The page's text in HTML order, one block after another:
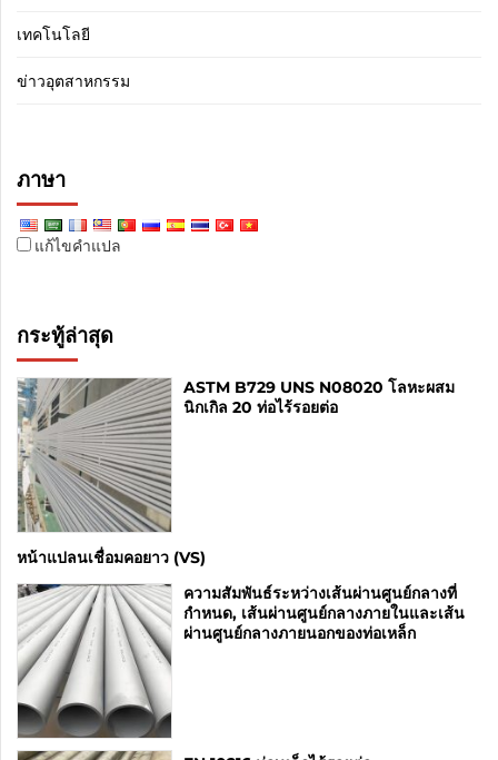
เทคโนโลยี
ข่าวอุตสาหกรรม
ภาษา
แก้ไขคำแปล
กระทู้ล่าสุด
ASTM B729 UNS N08020 โลหะผสม
นิกเกิล 20 ท่อไร้รอยต่อ
หน้าแปลนเชื่อมคอยาว (VS)
ความสัมพันธ์ระหว่างเส้นผ่านศูนย์กลางที่
กำหนด, เส้นผ่านศูนย์กลางภายในและเส้น
ผ่านศูนย์กลางภายนอกของท่อเหล็ก